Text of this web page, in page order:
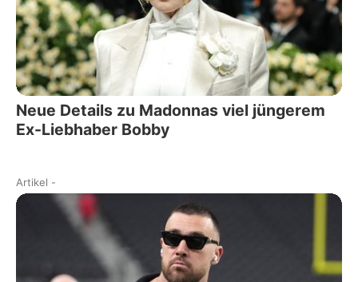
Neue Details zu Madonnas viel jüngerem
Ex-Liebhaber Bobby
Artikel -